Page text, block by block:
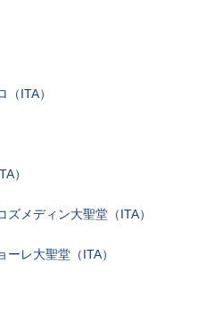
ITA）
）
メディン大聖堂（ITA）
レ大聖堂（ITA）